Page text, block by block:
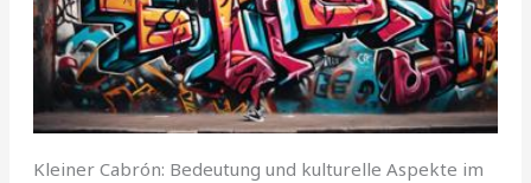
Kleiner Cabrón: Bedeutung und kulturelle Aspekte im